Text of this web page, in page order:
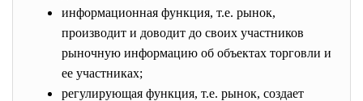
информационная функция, т.е. рынок,
производит и доводит до своих участников
рыночную информацию об объектах торговли и
ее участниках;
регулирующая функция, т.е. рынок, создает